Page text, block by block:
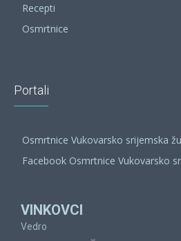
Recepti
Osmrtnice
Portali
Osmrtnice Vukovarsko srijemska
Facebook Osmrtnice Vukovarsko
VINKOVCI
Vedro